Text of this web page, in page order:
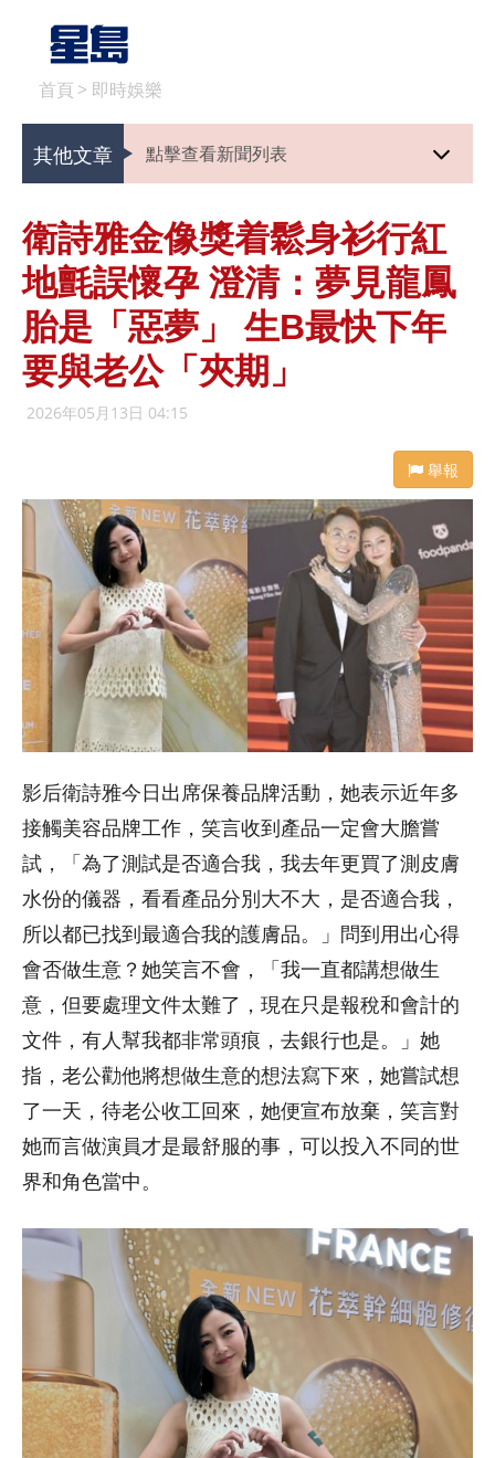
首頁 > 即時娛樂
其他文章 點擊查看新聞列表
衛詩雅金像獎着鬆身衫行紅
地氈誤懷孕 澄清：夢見龍鳳
胎是「惡夢」 生B最快下年
要與老公「夾期」
2026年05月13日 04:15
舉報
影后衛詩雅今日出席保養品牌活動，她表示近年多
接觸美容品牌工作，笑言收到產品一定會大膽嘗
試，「為了測試是否適合我，我去年更買了測皮膚
水份的儀器，看看產品分別大不大，是否適合我，
所以都已找到最適合我的護膚品。」問到用出心得
會否做生意？她笑言不會，「我一直都講想做生
意，但要處理文件太難了，現在只是報稅和會計的
文件，有人幫我都非常頭痕，去銀行也是。」她
指，老公勸他將想做生意的想法寫下來，她嘗試想
了一天，待老公收工回來，她便宣布放棄，笑言對
她而言做演員才是最舒服的事，可以投入不同的世
界和角色當中。